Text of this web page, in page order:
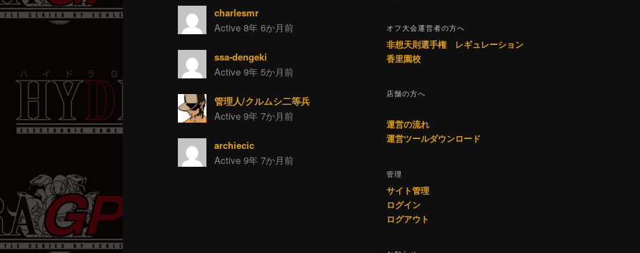
charlesmr
Active 8年 6か月前
ssa-dengeki
Active 9年 5か月前
管理人/クルムシ二等兵
Active 9年 7か月前
archiecic
Active 9年 7か月前
オフ大会運営者の方へ
非想天則選手権 レギュレーション
香里園校
店舗の方へ
運営の流れ
運営ツールダウンロード
管理
サイト管理
ログイン
ログアウト